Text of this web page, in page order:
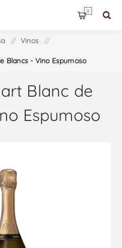
0
/ Vinos /
Blancs - Vino Espumoso
Blanc de
Espumoso